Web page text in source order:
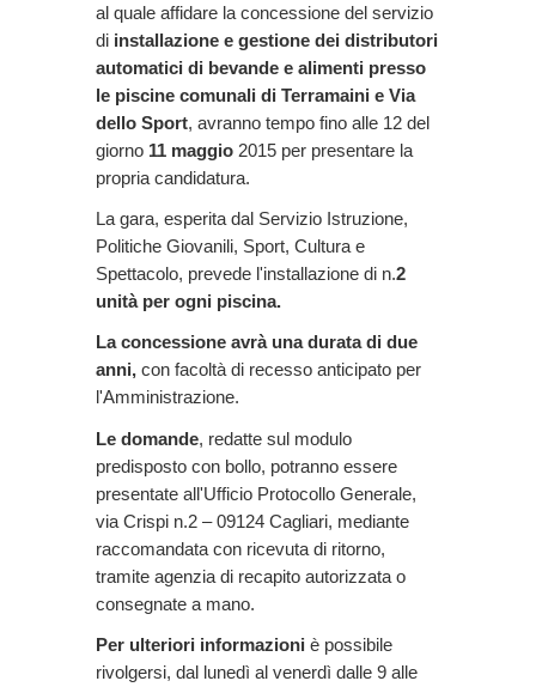
al quale affidare la concessione del servizio
di installazione e gestione dei distributori
automatici di bevande e alimenti presso
le piscine comunali di Terramaini e Via
dello Sport, avranno tempo fino alle 12 del
giorno 11 maggio 2015 per presentare la
propria candidatura.
La gara, esperita dal Servizio Istruzione,
Politiche Giovanili, Sport, Cultura e
Spettacolo, prevede l'installazione di n.2
unità per ogni piscina.
La concessione avrà una durata di due
anni, con facoltà di recesso anticipato per
l'Amministrazione.
Le domande, redatte sul modulo
predisposto con bollo, potranno essere
presentate all'Ufficio Protocollo Generale,
via Crispi n.2 – 09124 Cagliari, mediante
raccomandata con ricevuta di ritorno,
tramite agenzia di recapito autorizzata o
consegnate a mano.
Per ulteriori informazioni è possibile
rivolgersi, dal lunedì al venerdì dalle 9 alle